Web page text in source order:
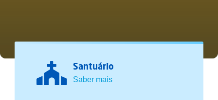
Santuário
Saber mais